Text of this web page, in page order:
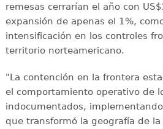
remesas cerrarían el año con
expansión de apenas el 1%,
intensificación en los controles
territorio norteamericano.
"La contención en la frontera
el comportamiento operativo de
indocumentados,
que transformó la geografía de